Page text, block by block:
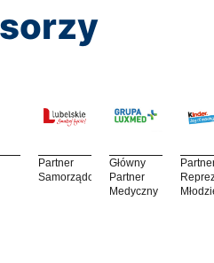
Partner
Samorządowy
Główny
Partner
Medyczny